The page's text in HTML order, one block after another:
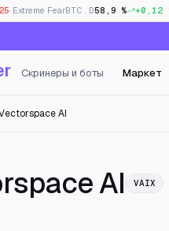
25· Extreme FearBTC.D58,9 % +0,12
Скринеры и боты Маркет
AI
AI —
VAIX